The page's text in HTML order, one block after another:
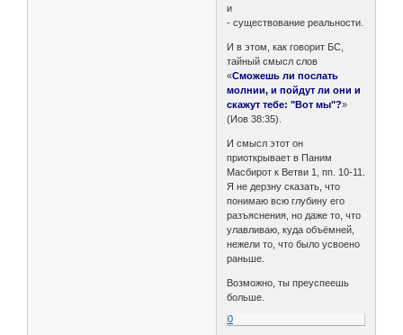
и
- существование реальности.
И в этом, как говорит БС,
тайный смысл слов
«Сможешь ли послать
молнии, и пойдут ли они и
скажут тебе: "Вот мы"?»
(Иов 38:35).
И смысл этот он
приоткрывает в Паним
Масбирот к Ветви 1, пп. 10-11.
Я не дерзну сказать, что
понимаю всю глубину его
разъяснения, но даже то, что
улавливаю, куда объёмней,
нежели то, что было усвоено
раньше.
Возможно, ты преуспеешь
больше.
0